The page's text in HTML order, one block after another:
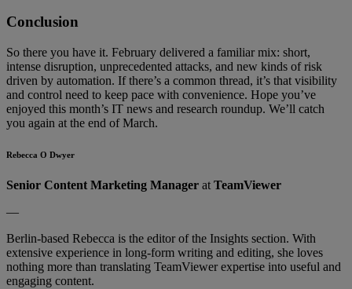
Conclusion
So there you have it. February delivered a familiar mix: short,
intense disruption, unprecedented attacks, and new kinds of risk
driven by automation. If there’s a common thread, it’s that visibility
and control need to keep pace with convenience. Hope you’ve
enjoyed this month’s IT news and research roundup. We’ll catch
you again at the end of March.
Rebecca O Dwyer
Senior Content Marketing Manager atTeamViewer
—
Berlin-based Rebecca is the editor of the Insights section. With
extensive experience in long-form writing and editing, she loves
nothing more than translating TeamViewer expertise into useful and
engaging content.